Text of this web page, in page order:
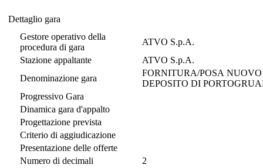
Dettaglio gara
Gestore operativo della
procedura di gara
ATVO S.p.A.
Stazione appaltante
ATVO S.p.A.
Denominazione gara
FORNITURA/POSA
DEPOSITO DI
Progressivo Gara
Dinamica gara d'appalto
Progettazione prevista
Criterio di aggiudicazione
Presentazione delle offerte
Numero di decimali
2